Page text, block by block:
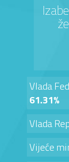
Vlada
61.31%
Vlada
Vijeće